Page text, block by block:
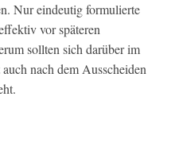
Nur eindeutig formulierte
vor späteren
sollten sich darüber im
nach dem Ausscheiden